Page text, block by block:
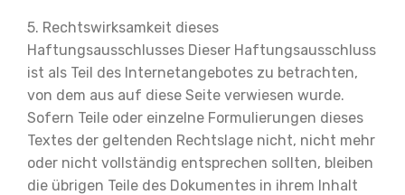
5. Rechtswirksamkeit dieses
Haftungsausschlusses Dieser Haftungsausschluss
ist als Teil des Internetangebotes zu betrachten,
von dem aus auf diese Seite verwiesen wurde.
Sofern Teile oder einzelne Formulierungen dieses
Textes der geltenden Rechtslage nicht, nicht mehr
oder nicht vollständig entsprechen sollten, bleiben
die übrigen Teile des Dokumentes in ihrem Inhalt